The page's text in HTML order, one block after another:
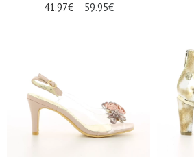
41.97€ 59.95€